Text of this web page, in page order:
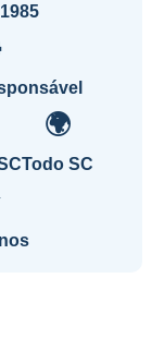
🌍
Todo SC